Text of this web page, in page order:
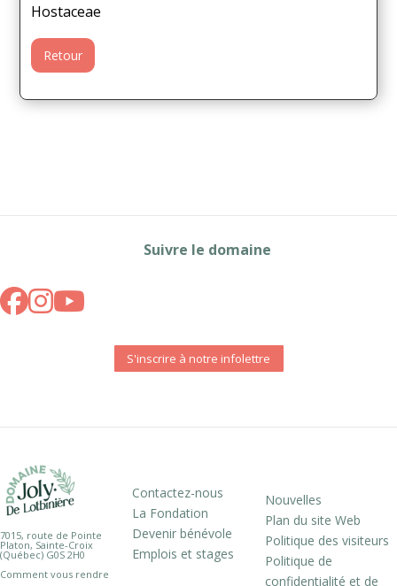
Hostaceae
Retour
Suivre le domaine
S'inscrire à notre infolettre
7015, route de Pointe
Platon, Sainte-Croix
(Québec) G0S 2H0
Comment vous rendre
Contactez-nous
La Fondation
Devenir bénévole
Emplois et stages
Nouvelles
Plan du site Web
Politique des visiteurs
Politique de
confidentialité et de